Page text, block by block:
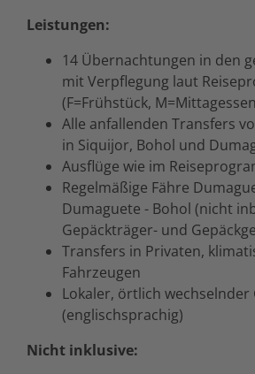
Leistungen:
14 Übernachtungen in den
mit Verpflegung laut
(F=Frühstück,
Alle anfallenden Transfers
in Siquijor, Bohol und
Ausflüge wie im
Regelmäßige Fähre
Dumaguete - Bohol (nicht
Gepäckträger- und
Transfers in Privaten,
Fahrzeugen
Lokaler, örtlich wechselnder
(englischsprachig)
Nicht inklusive: